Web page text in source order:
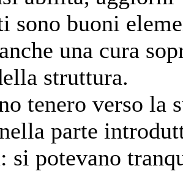
sono buoni
una cura
struttura.
tenero verso la
parte
si potevano